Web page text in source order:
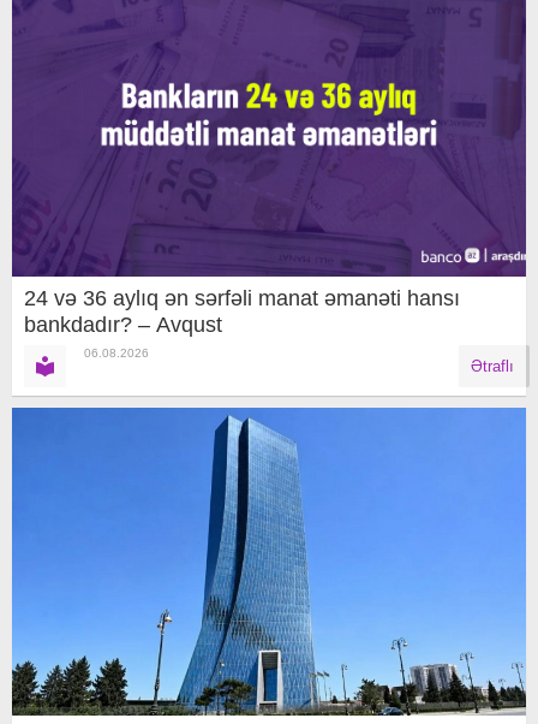
24 və 36 aylıq ən sərfəli manat əmanəti hansı
bankdadır? – Avqust
06.08.2026
Ətraflı